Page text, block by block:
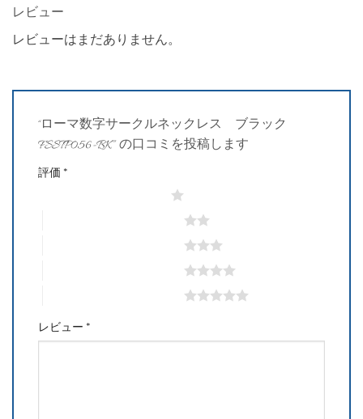
レビュー
レビューはまだありません。
“ローマ数字サークルネックレス ブラック
FSSTP056-BK” の口コミを投稿します
評価 *
レビュー *